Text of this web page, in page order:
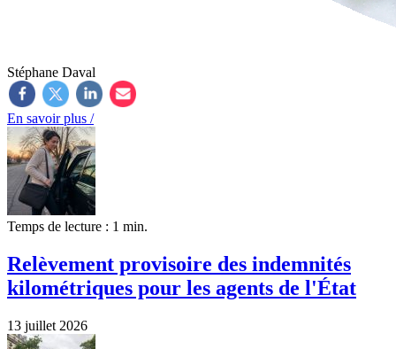
Stéphane Daval
En savoir plus /
Temps de lecture : 1 min.
Relèvement provisoire des indemnités
kilométriques pour les agents de l'État
13 juillet 2026